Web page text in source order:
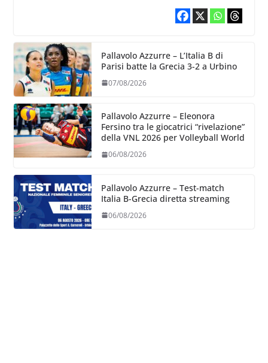
Pallavolo Azzurre – L’Italia B di
Parisi batte la Grecia 3-2 a Urbino
07/08/2026
Pallavolo Azzurre – Eleonora
Fersino tra le giocatrici “rivelazione”
della VNL 2026 per Volleyball World
06/08/2026
Pallavolo Azzurre – Test-match
Italia B-Grecia diretta streaming
06/08/2026